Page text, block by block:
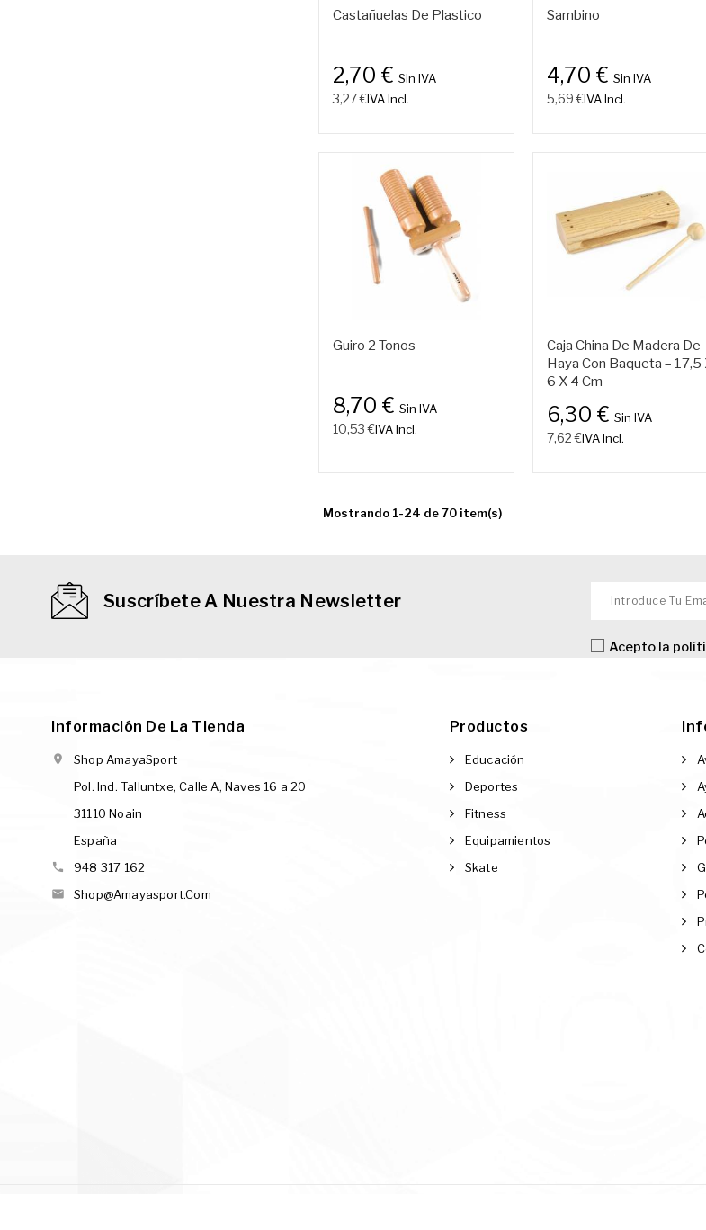
Castañuelas De Plastico
2,70 € Sin IVA
3,27 €IVA Incl.
Sambino
4,70 €Sin IVA
5,69 €IVA Incl.
Guiro 2 Tonos
8,70 € Sin IVA
10,53 €IVA Incl.
Caja China De Madera De
Haya Con Baqueta – 17,5
6 X 4 Cm
6,30 €Sin IVA
7,62 €IVA Incl.
Mostrando 1-24 de 70 item(s)
Suscríbete A Nuestra Newsletter
Acepto la
Información De La Tienda

Shop AmayaSport
Pol. Ind. Talluntxe, Calle A, Naves 16 a 20
31110 Noain
España
 948 317 162
 Shop@amayasport.com
Productos
Educación
Deportes
Fitness
Equipamientos
Skate